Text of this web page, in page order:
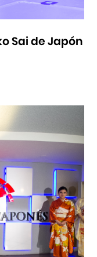
Sai de Japón